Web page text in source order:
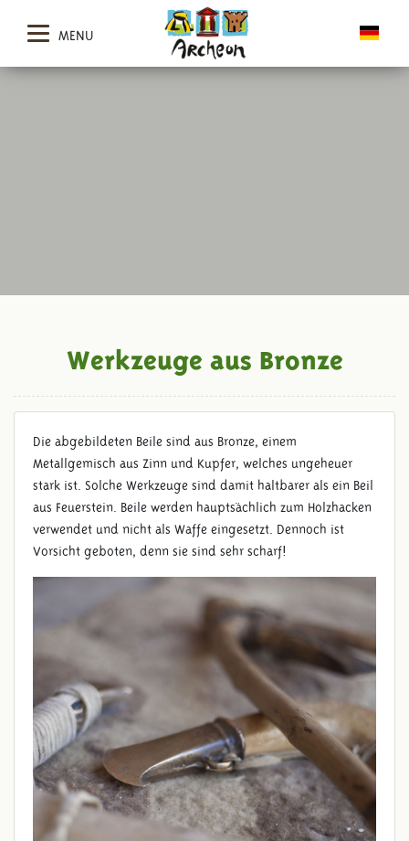
MENU
Werkzeuge aus Bronze
Die abgebildeten Beile sind aus Bronze, einem
Metallgemisch aus Zinn und Kupfer, welches ungeheuer
stark ist. Solche Werkzeuge sind damit haltbarer als ein Beil
aus Feuerstein. Beile werden hauptsächlich zum Holzhacken
verwendet und nicht als Waffe eingesetzt. Dennoch ist
Vorsicht geboten, denn sie sind sehr scharf!